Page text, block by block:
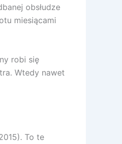
obsłudze
miesiącami
robi się
Wtedy nawet
To te